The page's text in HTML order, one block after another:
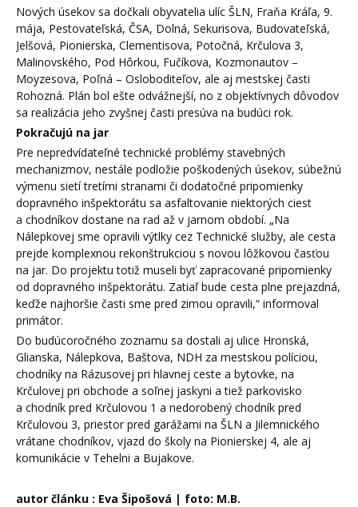
Nových úsekov sa dočkali obyvatelia ulíc ŠLN, Fraňa Kráľa, 9.
mája, Pestovateľská, ČSA, Dolná, Sekurisova, Budovateľská,
Jelšová, Pionierska, Clementisova, Potočná, Krčulova 3,
Malinovského, Pod Hôrkou, Fučíkova, Kozmonautov –
Moyzesova, Poľná – Osloboditeľov, ale aj mestskej časti
Rohozná. Plán bol ešte odvážnejší, no z objektívnych dôvodov
sa realizácia jeho zvyšnej časti presúva na budúci rok.
Pokračujú na jar
Pre nepredvídateľné technické problémy stavebných
mechanizmov, nestále podložie poškodených úsekov, súbežnú
výmenu sietí tretími stranami či dodatočné pripomienky
dopravného inšpektorátu sa asfaltovanie niektorých ciest
a chodníkov dostane na rad až v jarnom období. „Na
Nálepkovej sme opravili výtlky cez Technické služby, ale cesta
prejde komplexnou rekonštrukciou s novou lôžkovou časťou
na jar. Do projektu totiž museli byť zapracované pripomienky
od dopravného inšpektorátu. Zatiaľ bude cesta plne prejazdná,
keďže najhoršie časti sme pred zimou opravili,“ informoval
primátor.
Do budúcoročného zoznamu sa dostali aj ulice Hronská,
Glianska, Nálepkova, Baštova, NDH za mestskou políciou,
chodníky na Rázusovej pri hlavnej ceste a bytovke, na
Krčulovej pri obchode a soľnej jaskyni a tiež parkovisko
a chodník pred Krčulovou 1 a nedorobený chodník pred
Krčulovou 3, priestor pred garážami na ŠLN a Jilemnického
vrátane chodníkov, vjazd do školy na Pionierskej 4, ale aj
komunikácie v Tehelni a Bujakove.
autor článku : Eva Šipošová | foto: M.B.